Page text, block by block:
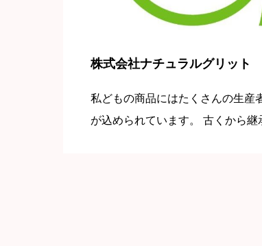
株式会社ナチュラルグリット
私どもの商品にはたくさんの生産
が込められています。 古くから継